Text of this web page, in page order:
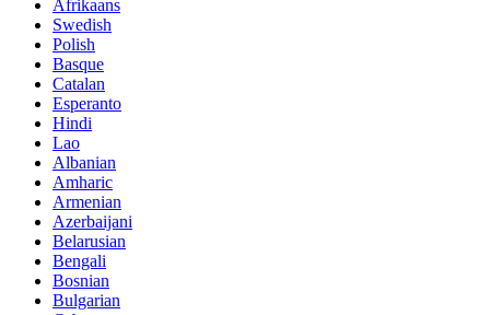
Afrikaans
Swedish
Polish
Basque
Catalan
Esperanto
Hindi
Lao
Albanian
Amharic
Armenian
Azerbaijani
Belarusian
Bengali
Bosnian
Bulgarian